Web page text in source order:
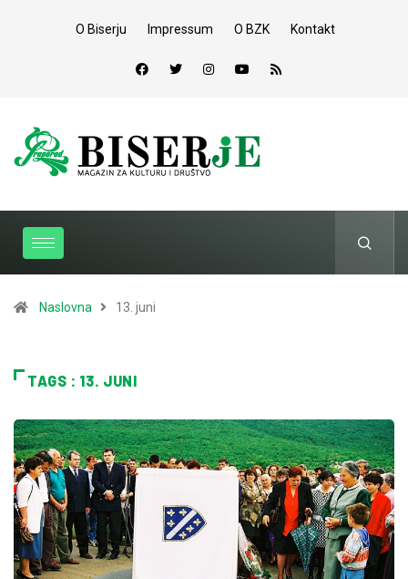
O Biserju Impressum O BZK Kontakt
Naslovna 13. juni
TAGS : 13. JUNI